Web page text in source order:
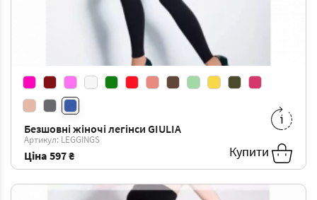
Безшовні жіночі легінси GIULIA
Артикул: LEGGINGS
Ціна 597 ₴ Купити
S/M - 597 ₴